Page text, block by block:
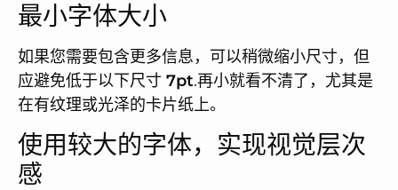
最小字体大小
如果您需要包含更多信息，可以稍微缩小尺寸，但
应避免低于以下尺寸 7pt.再小就看不清了，尤其是
在有纹理或光泽的卡片纸上。
使用较大的字体，实现视觉层次
感